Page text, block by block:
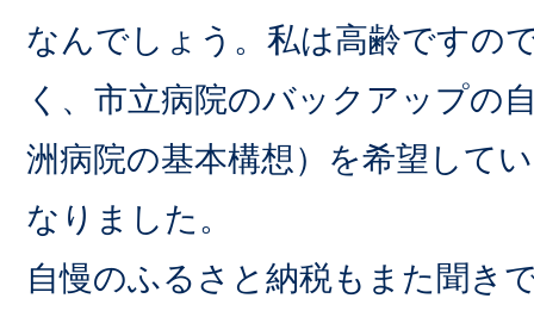
なんでしょう。私は高齢ですの
く、市立病院のバックアップの
洲病院の基本構想）を希望して
なりました。
自慢のふるさと納税もまた聞き